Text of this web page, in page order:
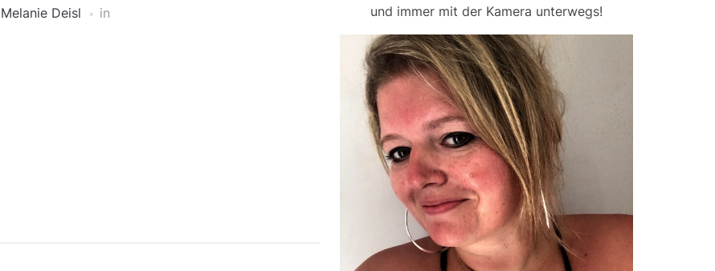
Melanie Deisl in
und immer mit der Kamera unterwegs!